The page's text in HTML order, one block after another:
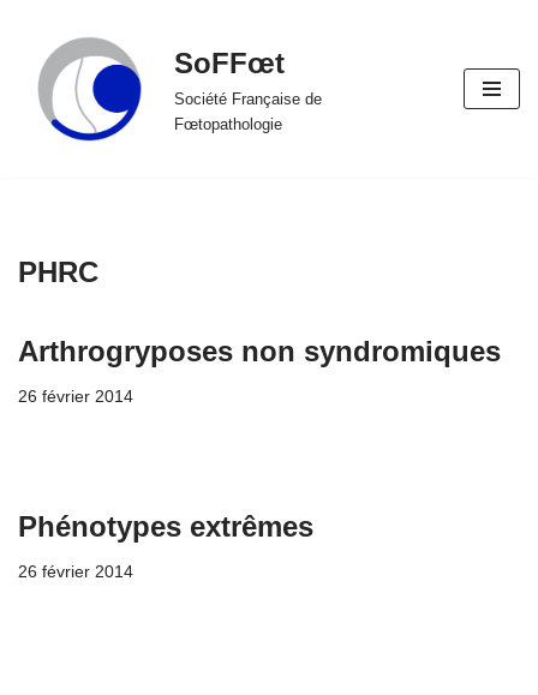
Aller
au
contenu
SoFFœt
Société Française de
Fœtopathologie
PHRC
Arthrogryposes non syndromiques
26 février 2014
Phénotypes extrêmes
26 février 2014